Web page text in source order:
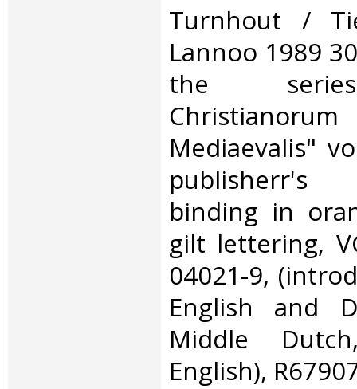
‎Turnhout /
Lannoo 1989
the
Mediaevalis"
binding in
gilt lettering,
04021-9,
English and
Middle
English),